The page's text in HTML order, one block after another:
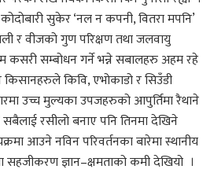
सुकेर ‘नल न कपनी, वितरा मपनि’
र वीजको गुण परिक्षण तथा जलवायु
कसरी सम्बोधन गर्ने भन्ने सबालहरु अहम रहे
किवि, एभोकाडो र सिउँडी
उच्च मुल्यका उपजहरुको आपुर्तिमा रैथाने
रसीलो बनाए पनि तिनमा देखिने
आउने नविन परिवर्तनका बारेमा स्थानीय
सहजीकरण ज्ञान–क्षमताको कमी देखियो ।